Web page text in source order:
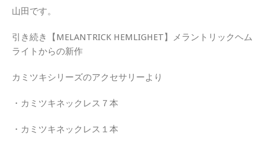
山田です。
引き続き【MELANTRICK HEMLIGHET】メラントリックヘム
ライトからの新作
カミツキシリーズのアクセサリーより
・カミツキネックレス７本
・カミツキネックレス１本